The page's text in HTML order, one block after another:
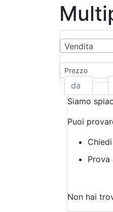
Vendita
Prezzo
Siamo
Puoi
Non hai